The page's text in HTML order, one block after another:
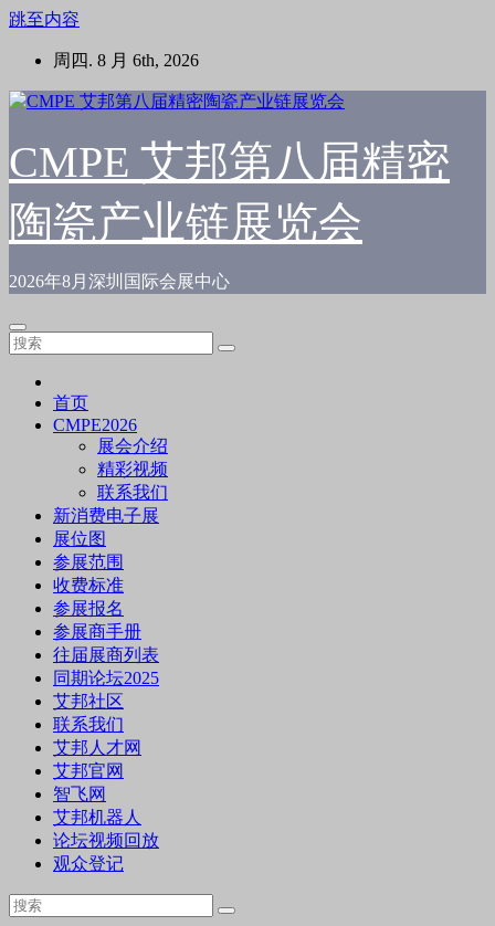
跳至内容
周四. 8 月 6th, 2026
CMPE 艾邦第八届精密
陶瓷产业链展览会
2026年8月深圳国际会展中心
首页
CMPE2026
展会介绍
精彩视频
联系我们
新消费电子展
展位图
参展范围
收费标准
参展报名
参展商手册
往届展商列表
同期论坛2025
艾邦社区
联系我们
艾邦人才网
艾邦官网
智飞网
艾邦机器人
论坛视频回放
观众登记